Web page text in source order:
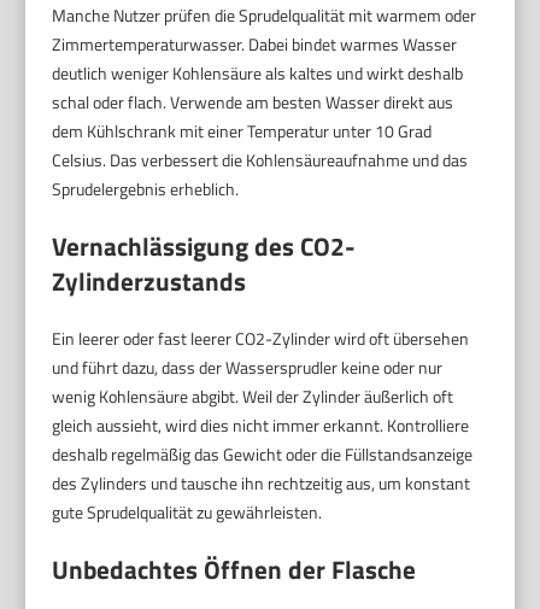
Manche Nutzer prüfen die Sprudelqualität mit warmem oder
Zimmertemperaturwasser. Dabei bindet warmes Wasser
deutlich weniger Kohlensäure als kaltes und wirkt deshalb
schal oder flach. Verwende am besten Wasser direkt aus
dem Kühlschrank mit einer Temperatur unter 10 Grad
Celsius. Das verbessert die Kohlensäureaufnahme und das
Sprudelergebnis erheblich.
Vernachlässigung des CO2-
Zylinderzustands
Ein leerer oder fast leerer CO2-Zylinder wird oft übersehen
und führt dazu, dass der Wassersprudler keine oder nur
wenig Kohlensäure abgibt. Weil der Zylinder äußerlich oft
gleich aussieht, wird dies nicht immer erkannt. Kontrolliere
deshalb regelmäßig das Gewicht oder die Füllstandsanzeige
des Zylinders und tausche ihn rechtzeitig aus, um konstant
gute Sprudelqualität zu gewährleisten.
Unbedachtes Öffnen der Flasche